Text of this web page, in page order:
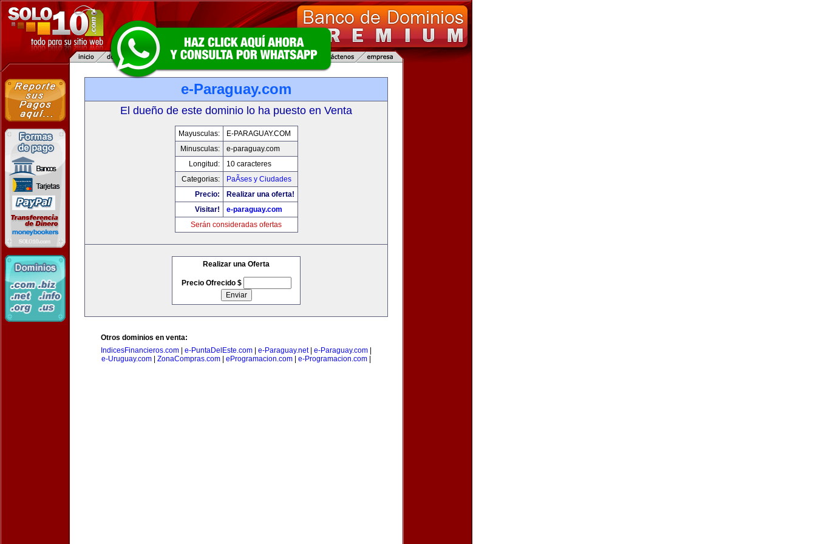
e-Paraguay.com
El dueño de este dominio lo ha puesto en Venta
Mayusculas:
E-PARAGUAY.COM
Minusculas:
e-paraguay.com
Longitud:
10 caracteres
Categorias:
PaÃ­ses y Ciudades
Precio:
Realizar una oferta!
Visitar!
e-paraguay.com
Serán consideradas ofertas
Realizar una Oferta
Precio Ofrecido $
Otros dominios en venta:
IndicesFinancieros.com
e-PuntaDelEste.com e-Paraguay.net| e-Paraguay.com
e-Uruguay.com
ZonaCompras.com eProgramacion.com e-Programacion.com